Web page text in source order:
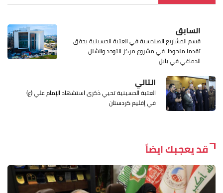
السابق
قسم المشاريع الهندسية في العتبة الحسينية يحقق
تقدما ملحوظا في مشروع مركز التوحد والشلل
الدماغي في بابل
التالي
العتبة الحسينية تحيي ذكرى استشهاد الإمام علي (ع)
في إقليم كردستان
قد يعجبك ايضاً